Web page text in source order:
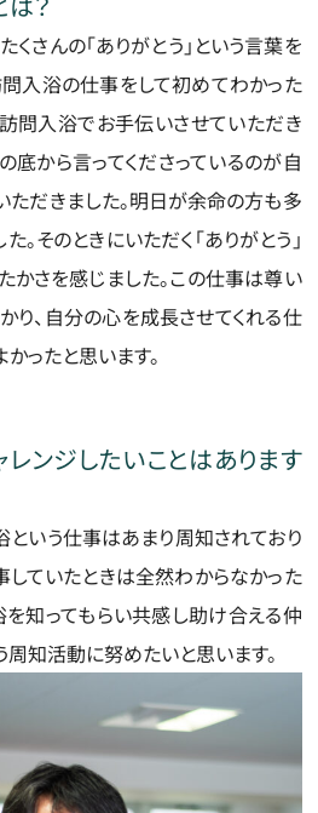
さんの「ありがとう」という言葉を
問入浴の仕事をして初めてわかった
問入浴でお手伝いさせていただき
底から言ってくださっているのが自
ただきました。明日が余命の方も多
。そのときにいただく「ありがとう」
かさを感じました。この仕事は尊い
り、自分の心を成長させてくれる仕
ったと思います。
レンジしたいことはあります
という仕事はあまり周知されており
していたときは全然わからなかった
を知ってもらい共感し助け合える仲
知活動に努めたいと思います。